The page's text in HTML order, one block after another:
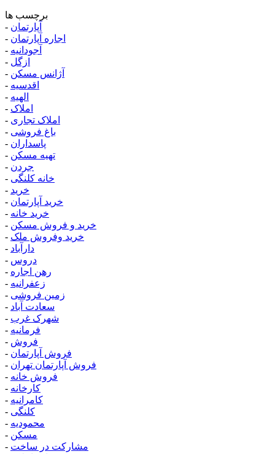
برچسب ها
- آپارتمان
- اجاره آپارتمان
- آجودانیه
- ازگل
- آژانس مسکن
- اقدسیه
- الهیه
- املاک
- املاک تجاری
- باغ فروشی
- پاسداران
- تهیه مسکن
- جردن
- خانه کلنگی
- خرید
- خرید آپارتمان
- خرید خانه
- خرید و فروش مسکن
- خرید وفروش ملک
- دارآباد
- دروس
- رهن اجاره
- زعفرانیه
- زمین فروشی
- سعادت آباد
- شهرک غرب
- فرمانیه
- فروش
- فروش آپارتمان
- فروش آپارتمان تهران
- فروش خانه
- کارخانه
- کامرانیه
- کلنگی
- محمودیه
- مسکن
- مشارکت در ساخت